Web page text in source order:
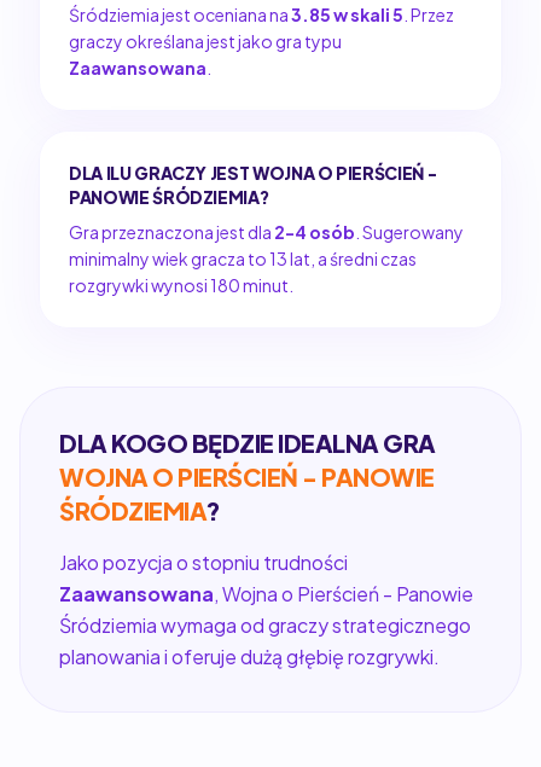
Śródziemia jest oceniana na3.85 w skali 5 . Przez
graczy określana jest jako gra typu
Zaawansowana
DLA ILU GRACZY JEST WOJNA O PIERŚCIEŃ -
PANOWIE ŚRÓDZIEMIA?
Gra przeznaczona jest dla 2-4 osób . Sugerowany
minimalny wiek gracza to 13 lat, a średni czas
rozgrywki wynosi 180 minut.
DLA KOGO BĘDZIE IDEALNA GRA
WOJNA O PIERŚCIEŃ - PANOWIE
ŚRÓDZIEMIA?
Jako pozycja o stopniu trudności
Zaawansowana, Wojna o Pierścień - Panowie
Śródziemia wymaga od graczy strategicznego
planowania i oferuje dużą głębię rozgrywki.